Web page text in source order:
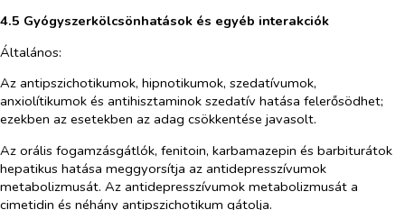
4.5 Gyógyszerkölcsönhatások és egyéb interakciók
Általános:
Az antipszichotikumok, hipnotikumok, szedatívumok,
anxiolítikumok és antihisztaminok szedatív hatása felerősödhet;
ezekben az esetekben az adag csökkentése javasolt.
Az orális fogamzásgátlók, fenitoin, karbamazepin és barbiturátok
hepatikus hatása meggyorsítja az antidepresszívumok
metabolizmusát. Az antidepresszívumok metabolizmusát a
cimetidin és néhány antipszichotikum gátolja.